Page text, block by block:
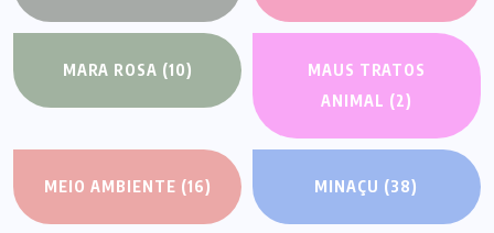
MARA ROSA (10)
MAUS TRATOS
ANIMAL (2)
MEIO AMBIENTE (16) MINAÇU (38)